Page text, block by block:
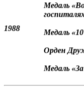
1988
Медаль
Медаль
Орден
Медаль